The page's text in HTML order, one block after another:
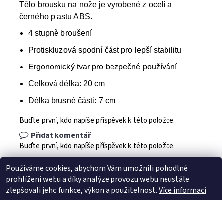
Tělo brousku na nože je vyrobené z oceli a
černého plastu ABS.
4 stupně broušení
Protiskluzová spodní část pro lepší stabilitu
Ergonomický tvar pro bezpečné používání
Celková délka: 20 cm
Délka brusné části: 7 cm
Buďte první, kdo napíše příspěvek k této položce.
Přidat komentář
Buďte první, kdo napíše příspěvek k této položce.
Používáme cookies, abychom Vám umožnili pohodlné
prohlížení webu a díky analýze provozu webu neustále
zlepšovali jeho funkce, výkon a použitelnost.Více informací